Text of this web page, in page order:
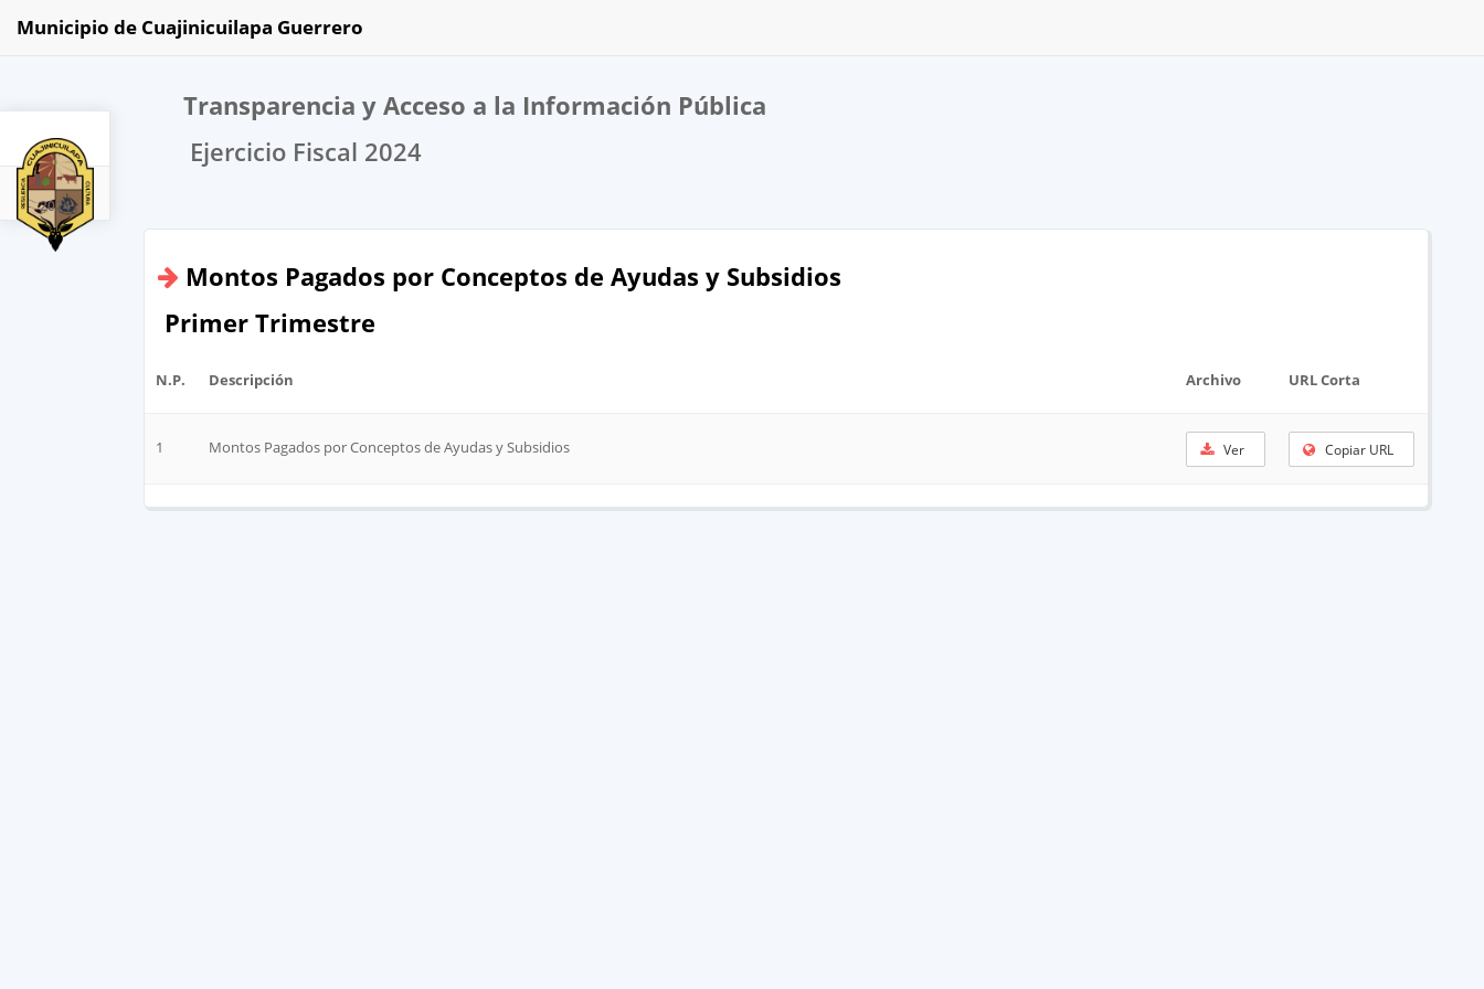
2024
Municipio de Cuajinicuilapa Guerrero
Transparencia y Acceso a la Información Pública
Ejercicio Fiscal 2024
Montos Pagados por Conceptos de Ayudas y Subsidios
Primer Trimestre
N.P. Descripción Archivo URL Corta
1 Montos Pagados por Conceptos de Ayudas y Subsidios Ver Copiar URL